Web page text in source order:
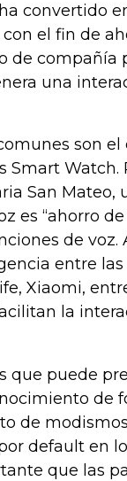
convertido
el fin de
de compañía
una
son el
Smart Watch.
San Mateo,
es “ahorro
de voz.
entre
Xiaomi,
la
que puede
de
de
default en
que las